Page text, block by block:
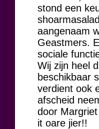
stond een
aangenaam
Geastmers.
sociale
Wij zijn heel
beschikbaar
verdient ook
afscheid
door
it oare jier!!